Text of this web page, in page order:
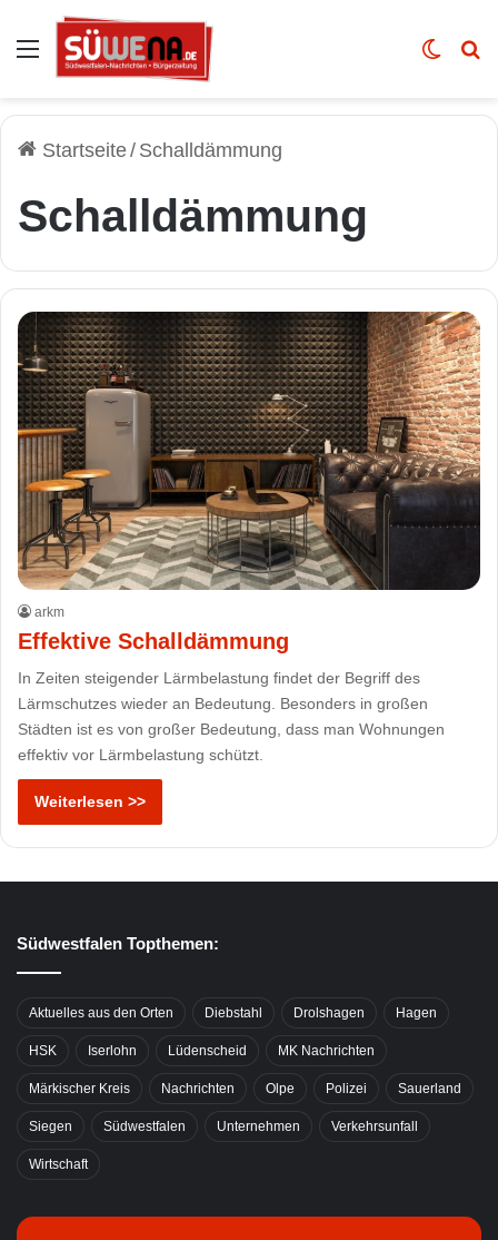
Auswahl Skin
Startseite/ Schalldämmung
Schalldämmung
arkm
Effektive Schalldämmung
In Zeiten steigender Lärmbelastung findet der Begriff des
Lärmschutzes wieder an Bedeutung. Besonders in großen
Städten ist es von großer Bedeutung, dass man Wohnungen
effektiv vor Lärmbelastung schützt.
Weiterlesen >>
Südwestfalen Topthemen:
Aktuelles aus den Orten Diebstahl Drolshagen Hagen
HSK Iserlohn Lüdenscheid MK Nachrichten
Märkischer Kreis Nachrichten Olpe Polizei Sauerland
Siegen Südwestfalen Unternehmen Verkehrsunfall
Wirtschaft